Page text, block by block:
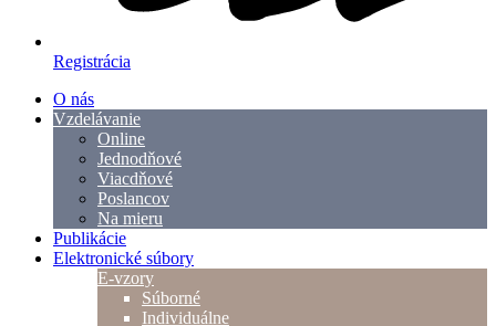
Registrácia
O nás
Vzdelávanie
Online
Jednodňové
Viacdňové
Poslancov
Na mieru
Publikácie
Elektronické súbory
E-vzory
Súborné
Individuálne